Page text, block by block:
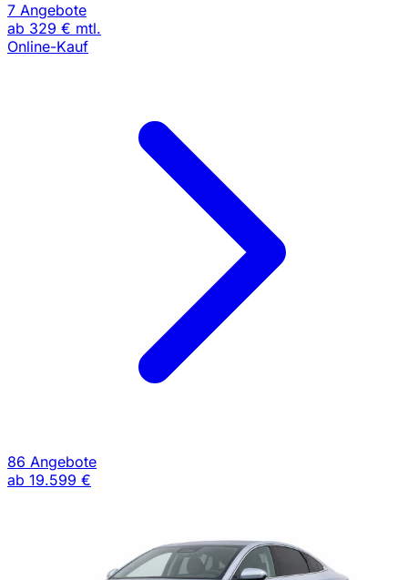
7 Angebote
ab 329 € mtl.
Online-Kauf
86 Angebote
ab 19.599 €